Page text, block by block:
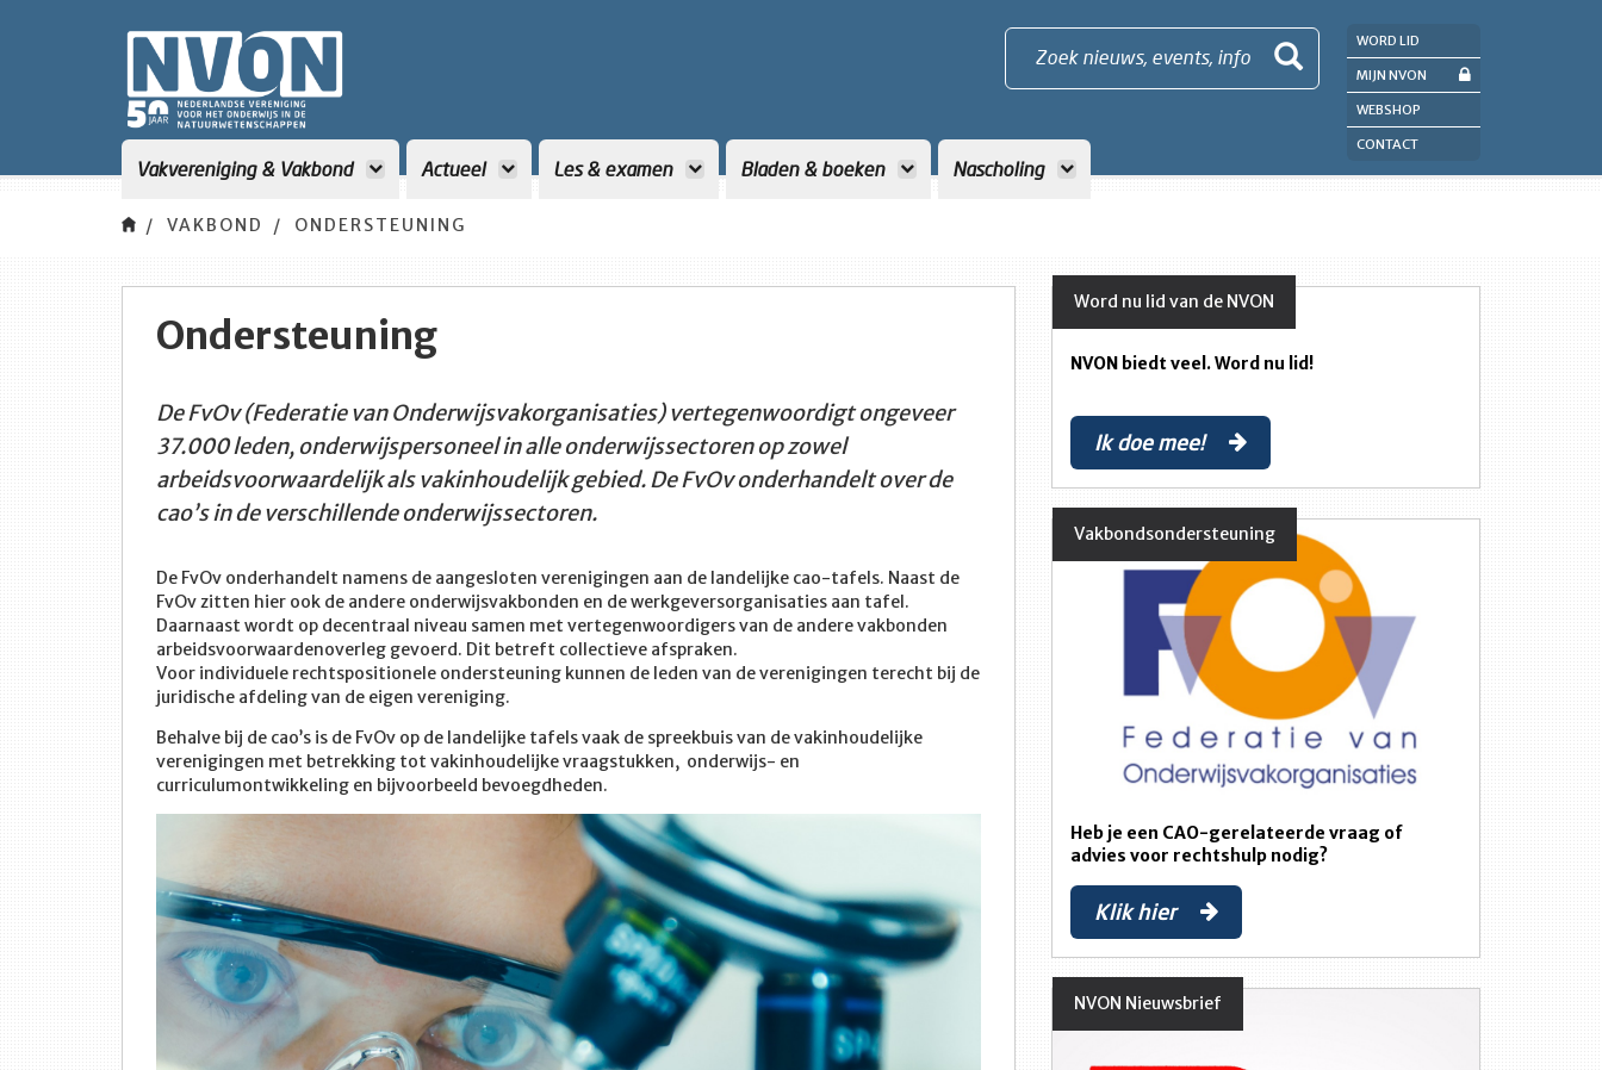
Zoek nieuws, events, info
Vakvereniging & Vakbond Actueel Les & examen Bladen & boeken Nascholing
WORD LID
MIJN NVON
WEBSHOP
CONTACT
VAKBOND ONDERSTEUNING
Ondersteuning
De FvOv (Federatie van Onderwijsvakorganisaties) vertegenwoordigt ongeveer
37.000 leden, onderwijspersoneel in alle onderwijssectoren op zowel
arbeidsvoorwaardelijk als vakinhoudelijk gebied. De FvOv onderhandelt over de
cao’s in de verschillende onderwijssectoren.
De FvOv onderhandelt namens de aangesloten verenigingen aan de landelijke cao-tafels. Naast de
FvOv zitten hier ook de andere onderwijsvakbonden en de werkgeversorganisaties aan tafel.
Daarnaast wordt op decentraal niveau samen met vertegenwoordigers van de andere vakbonden
arbeidsvoorwaardenoverleg gevoerd. Dit betreft collectieve afspraken.
Voor individuele rechtspositionele ondersteuning kunnen de leden van de verenigingen terecht bij de
juridische afdeling van de eigen vereniging.
Behalve bij de cao’s is de FvOv op de landelijke tafels vaak de spreekbuis van de vakinhoudelijke
verenigingen met betrekking tot vakinhoudelijke vraagstukken, onderwijs- en
curriculumontwikkeling en bijvoorbeeld bevoegdheden.
Word nu lid van de NVON
NVON biedt veel. Word nu lid!
Ik doe mee!
Vakbondsondersteuning
Heb je een CAO-gerelateerde vraag of
advies voor rechtshulp nodig?
Klik hier
NVON Nieuwsbrief